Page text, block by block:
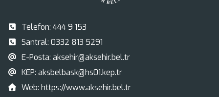
Telefon: 444 9 153
Santral: 0332 813 5291
E-Posta: aksehir@aksehir.bel.tr
KEP: aksbelbask@hs01.kep.tr
Web: https://www.aksehir.bel.tr